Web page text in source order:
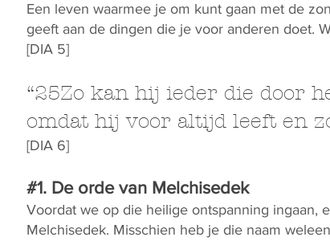
Een leven waarmee je om kunt gaan met de
geeft aan de dingen die je voor anderen doet.
[DIA 5]
“25Zo kan hij ieder die door
omdat hij voor altijd leeft en
[DIA 6]
#1. De orde van Melchisedek
Voordat we op die heilige ontspanning ingaan,
Melchisedek. Misschien heb je die naam